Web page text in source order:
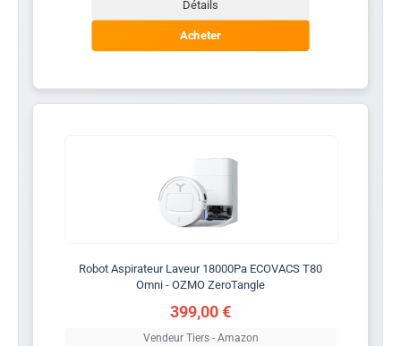
Détails
Acheter
Robot Aspirateur Laveur 18000Pa ECOVACS T80
Omni - OZMO ZeroTangle
399,00 €
Vendeur Tiers - Amazon